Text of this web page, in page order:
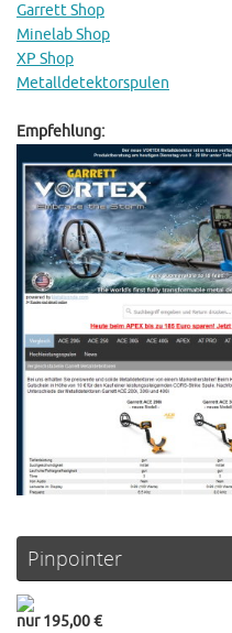
Garrett Shop
Minelab Shop
XP Shop
Metalldetektorspulen
Empfehlung:
Pinpointer
nur 195,00 €